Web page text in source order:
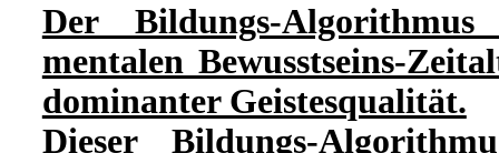
Der Bildungs-
mentalen Bewusstseins-
dominanter Geistesqualität.
Dieser Bildungs-